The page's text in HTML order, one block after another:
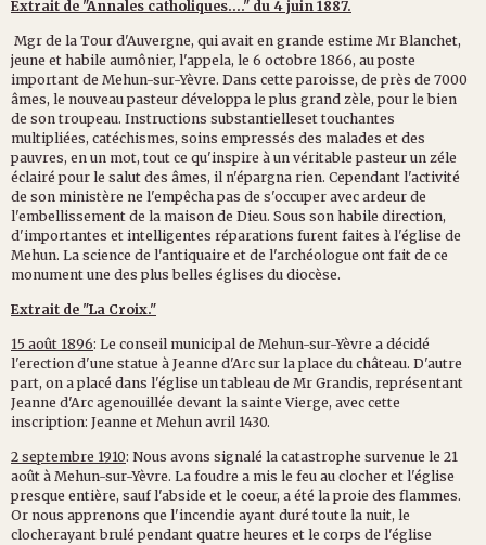
Extrait de "Annales catholiques...." du 4 juin 1887.
Mgr de la Tour d'Auvergne, qui avait en grande estime Mr Blanchet,
jeune et habile aumônier, l'appela, le 6 octobre 1866, au poste
important de Mehun-sur-Yèvre. Dans cette paroisse, de près de 7000
âmes, le nouveau pasteur développa le plus grand zèle, pour le bien
de son troupeau. Instructions substantielleset touchantes
multipliées, catéchismes, soins empressés des malades et des
pauvres, en un mot, tout ce qu'inspire à un véritable pasteur un zéle
éclairé pour le salut des âmes, il n'épargna rien. Cependant l'activité
de son ministère ne l'empêcha pas de s'occuper avec ardeur de
l'embellissement de la maison de Dieu. Sous son habile direction,
d'importantes et intelligentes réparations furent faites à l'église de
Mehun. La science de l'antiquaire et de l'archéologue ont fait de ce
monument une des plus belles églises du diocèse.
Extrait de "La Croix."
15 août 1896: Le conseil municipal de Mehun-sur-Yèvre a décidé
l'erection d'une statue à Jeanne d'Arc sur la place du château. D'autre
part, on a placé dans l'église un tableau de Mr Grandis, représentant
Jeanne d'Arc agenouillée devant la sainte Vierge, avec cette
inscription: Jeanne et Mehun avril 1430.
2 septembre 1910: Nous avons signalé la catastrophe survenue le 21
août à Mehun-sur-Yèvre. La foudre a mis le feu au clocher et l'église
presque entière, sauf l'abside et le coeur, a été la proie des flammes.
Or nous apprenons que l'incendie ayant duré toute la nuit, le
clocherayant brulé pendant quatre heures et le corps de l'église